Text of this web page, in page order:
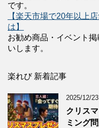
です。
【楽天市場で20年以上
は】
お勧め商品・イベント
いします。
楽れび 新着記事
2025/12/23
クリス
ミング